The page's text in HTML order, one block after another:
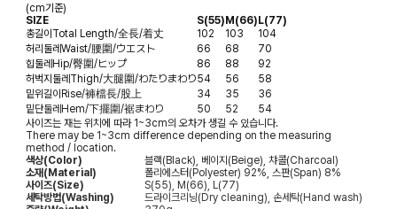
(cm기준)
SIZE
S(55)M(66)L(77)
총길이Total Length/全長/着丈 102 103
104
허리둘레Waist/腰圍/ウエスト 66 68
70
힙둘레Hip/臀圍/ヒップ 86 88
92
허벅지둘레Thigh/大腿圍/わたりまわり54 56
58
밑위길이Rise/褲檔長/股上 34 35
36
밑단둘레Hem/下擺圍/裾まわり 50 52
54
사이즈는 재는 위치에 따라 1~3cm의 오차가 생길 수 있습니다.
There may be 1~3cm difference depending on the measuring
method / location.
색상(Color)
블랙(Black), 베이지(Beige), 챠콜(Charcoal)
소재(Material)
폴리에스터(Polyester) 92%, 스판(Span) 8%
사이즈(Size)
S(55), M(66), L(77)
세탁방법(Washing)
드라이크리닝(Dry cleaning), 손세탁(Hand wash)